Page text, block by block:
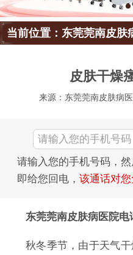
当前位置：东莞莞南皮肤
皮肤干燥
来源：东莞莞南皮肤病
请输入您的手机号码，
即给您回电， 该通话对
东莞莞南皮肤病医院电
秋冬季节，由于天气